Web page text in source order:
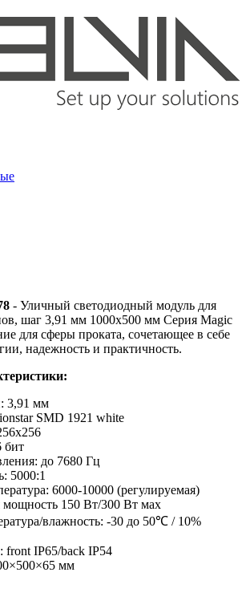
- Уличный светодиодный модуль для
шаг 3,91 мм 1000x500 мм Серия Magic
для сферы проката, сочетающее в себе
надежность и практичность.
3,91 мм
SMD 1921 white
бит
до 7680 Гц
5000:1
6000-10000 (регулируемая)
мощность 150 Вт/300 Вт мах
влажность: -30 до 50℃ / 10%
front IP65/back IP54
мм